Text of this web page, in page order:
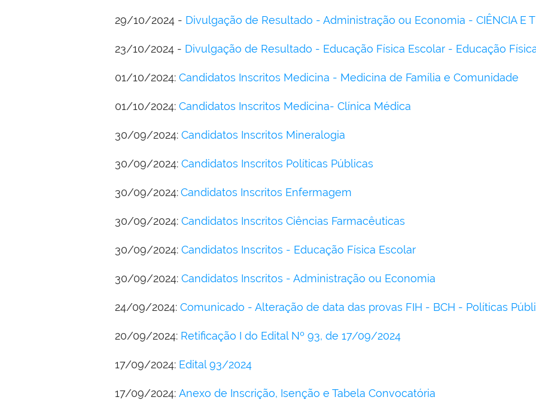
29/10/2024 - Divulgação de Resultado - Administração ou Economia - CIÊNCIA E
23/10/2024 - Divulgação de Resultado - Educação Física Escolar - Educação
01/10/2024: Candidatos Inscritos Medicina - Medicina de Família e Comunidade
01/10/2024: Candidatos Inscritos Medicina- Clínica Médica
30/09/2024: Candidatos Inscritos Mineralogia
30/09/2024: Candidatos Inscritos Políticas Públicas
30/09/2024:Candidatos Inscritos Enfermagem
30/09/2024: Candidatos Inscritos Ciências Farmacêuticas
30/09/2024: Candidatos Inscritos - Educação Física Escolar
30/09/2024: Candidatos Inscritos - Administração ou Economia
24/09/2024: Comunicado - Alteração de data das provas FIH - BCH - Políticas
20/09/2024: Retificação I do Edital Nº 93, de 17/09/2024
17/09/2024: Edital 93/2024
17/09/2024: Anexo de Inscrição, Isenção e Tabela Convocatória